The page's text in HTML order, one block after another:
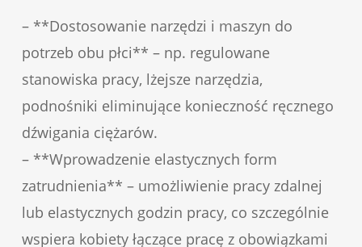
– **Dostosowanie narzędzi i maszyn do
potrzeb obu płci** – np. regulowane
stanowiska pracy, lżejsze narzędzia,
podnośniki eliminujące konieczność ręcznego
dźwigania ciężarów.
– **Wprowadzenie elastycznych form
zatrudnienia** – umożliwienie pracy zdalnej
lub elastycznych godzin pracy, co szczególnie
wspiera kobiety łączące pracę z obowiązkami